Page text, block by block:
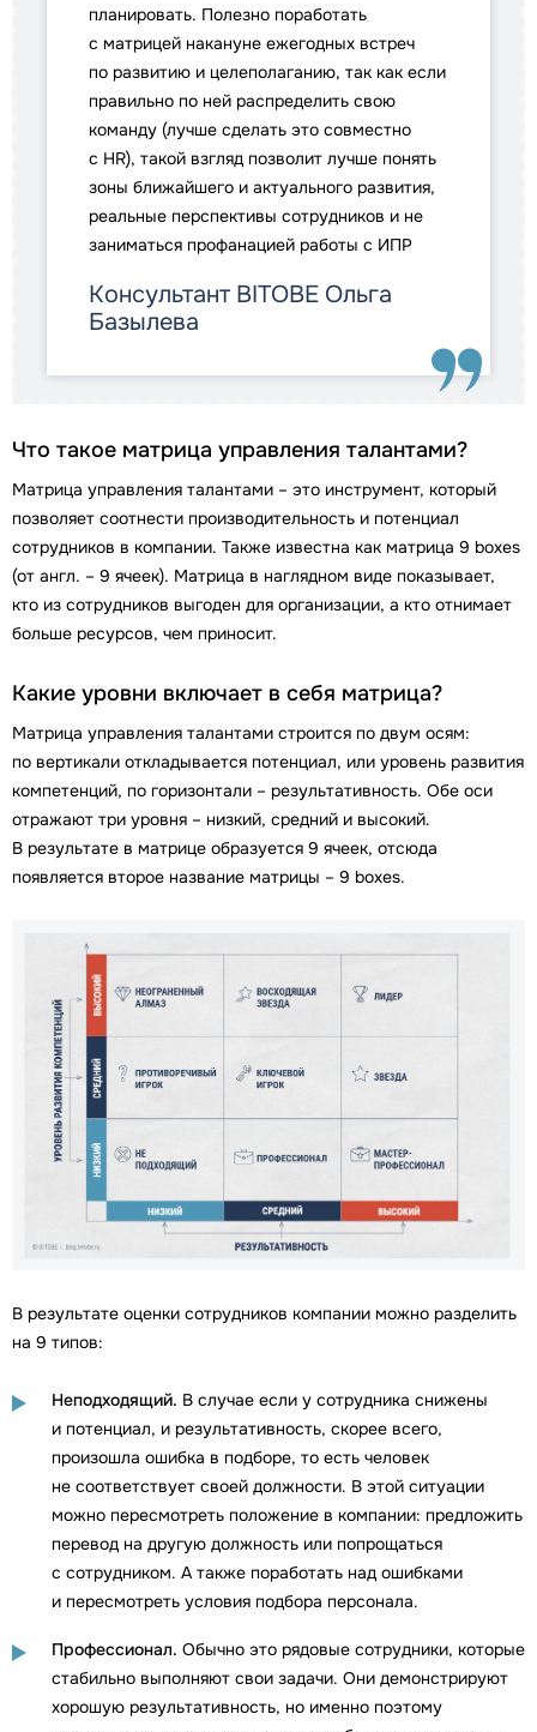
планировать. Полезно поработать
с матрицей накануне ежегодных встреч
по развитию и целеполаганию, так как если
правильно по ней распределить свою
команду (лучше сделать это совместно
с HR), такой взгляд позволит лучше понять
зоны ближайшего и актуального развития,
реальные перспективы сотрудников и не
заниматься профанацией работы с ИПР
Консультант BITOBE Ольга
Базылева
Что такое матрица управления талантами?
Матрица управления талантами – это инструмент, который
позволяет соотнести производительность и потенциал
сотрудников в компании. Также известна как матрица 9 boxes
(от англ. – 9 ячеек). Матрица в наглядном виде показывает,
кто из сотрудников выгоден для организации, а кто отнимает
больше ресурсов, чем приносит.
Какие уровни включает в себя матрица?
Матрица управления талантами строится по двум осям:
по вертикали откладывается потенциал, или уровень развития
компетенций, по горизонтали – результативность. Обе оси
отражают три уровня – низкий, средний и высокий.
В результате в матрице образуется 9 ячеек, отсюда
появляется второе название матрицы – 9 boxes.
В результате оценки сотрудников компании можно разделить
на 9 типов:
Неподходящий. В случае если у сотрудника снижены
и потенциал, и результативность, скорее всего,
произошла ошибка в подборе, то есть человек
не соответствует своей должности. В этой ситуации
можно пересмотреть положение в компании: предложить
перевод на другую должность или попрощаться
с сотрудником. А также поработать над ошибками
и пересмотреть условия подбора персонала.
Профессионал. Обычно это рядовые сотрудники, которые
стабильно выполняют свои задачи. Они демонстрируют
хорошую результативность, но именно поэтому